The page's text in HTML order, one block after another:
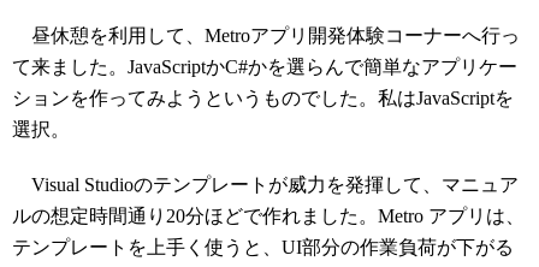
昼休憩を利用して、Metroアプリ開発体験コーナーへ行っ
て来ました。JavaScriptかC#かを選らんで簡単なアプリケー
ションを作ってみようというものでした。私はJavaScriptを
選択。
Visual Studioのテンプレートが威力を発揮して、マニュア
ルの想定時間通り20分ほどで作れました。Metro アプリは、
テンプレートを上手く使うと、UI部分の作業負荷が下がる